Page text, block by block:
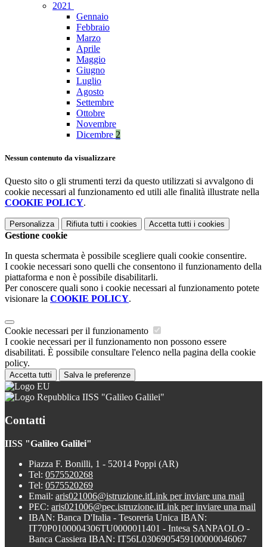
2021
Gennaio
Febbraio
Marzo
Aprile
Maggio
Giugno
Luglio
Agosto
Settembre
Ottobre
Novembre
Dicembre 2
Nessun contenuto da visualizzare
Questo sito o gli strumenti terzi da questo utilizzati si avvalgono di
cookie necessari al funzionamento ed utili alle finalità illustrate nella
COOKIE POLICY.
Personalizza Rifiuta tutti i cookies Accetta tutti i cookies
Gestione cookie
In questa schermata è possibile scegliere quali cookie consentire.
I cookie necessari sono quelli che consentono il funzionamento della
piattaforma e non è possibile disabilitarli.
Per conoscere quali sono i cookie necessari al funzionamento potete
visionare la COOKIE POLICY.
Cookie necessari per il funzionamento
I cookie necessari per il funzionamento non possono essere
disabilitati. È possibile consultare l'elenco nella pagina della cookie
policy.
Accetta tutti Salva le preferenze
IISS "Galileo Galilei"
Contatti
IISS "Galileo Galilei"
Piazza F. Bonilli, 1 - 52014 Poppi (AR)
Tel: 0575520268
Tel: 0575520269
Email: aris021006@istruzione.itLink per inviare una mail
PEC: aris021006@pec.istruzione.itLink per inviare una mail
IBAN: Banca D'Italia - Tesoreria Unica IBAN:
IT70P0100004306TU0000011401 - Intesa SANPAOLO -
Banca Cassiera IBAN: IT56L0306905459100000046067